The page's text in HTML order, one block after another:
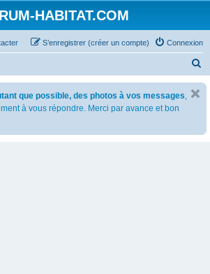
HABITAT.COM
Connexion
S’enregistrer (créer un compte)
e
que possible, des photos à vos messages,
à vous répondre. Merci par avance et bon